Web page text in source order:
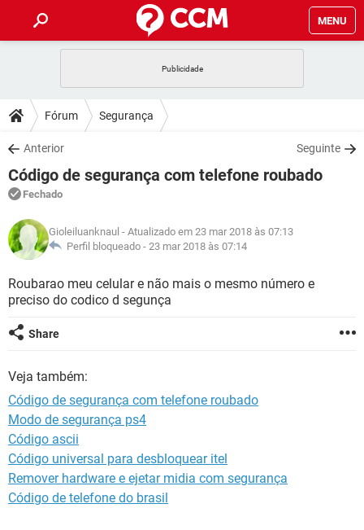
MENU
CELULAR
OUTLOOK
INSTAGRAM GMAIL
GUIA DE COMPRAS
DICAS
JOGOS
OUTLOOK
INSTAGRAM
GUIA DE COMPRAS
DOWNLOADS
JOGOS WHATSAPP
CELULAR
OUTLOOK EXCEL
INSTAGRAM
GUIA DE COMPRAS
FÓRUM
JOGOS
CELULAR FACEBOOK
INSTAGRAM
GUIA DE COMPRAS
GLOSSÁRIO
JOGOS
CELULAR FACEBOOK
INSTAGRAM
GUIA DE COMPRAS
Fórum Segurança
Anterior Seguinte
Código de segurança com telefone roubado
Fechado
Gioleiluanknaul - Atualizado em 23 mar 2018 às 07:13
Perfil bloqueado - 23 mar 2018 às 07:14
Roubarao meu celular e não mais o mesmo número e
preciso do codico d segunça
Share
Veja também:
Código de segurança com telefone roubado
Modo de segurança ps4
Código ascii
Código universal para desbloquear itel
Remover hardware e ejetar midia com segurança
Código de telefone do brasil